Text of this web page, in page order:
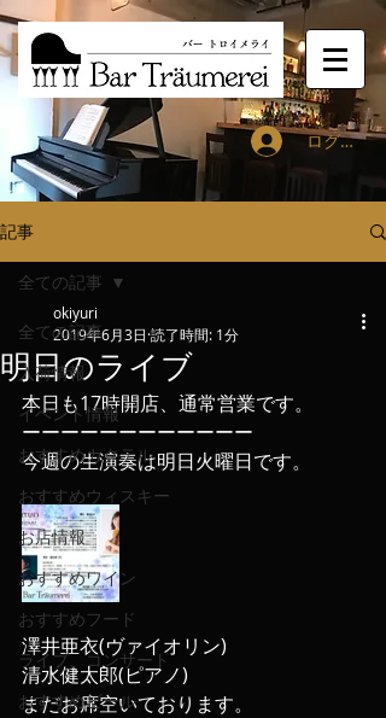
ログイン
記事
全ての記事
入荷情報
イベント情報
おすすめカクテル
おすすめウィスキー
お店情報
おすすめワイン
おすすめフード
ライブ、コンサート
おすすめビール
全ての記事
明日のライブ
okiyuri
2019年6月3日 読了時間: 1分
本日も17時開店、通常営業です。
ーーーーーーーーーーーー
今週の生演奏は明日火曜日です。
澤井亜衣(ヴァイオリン)
清水健太郎(ピアノ)
まだお席空いております。